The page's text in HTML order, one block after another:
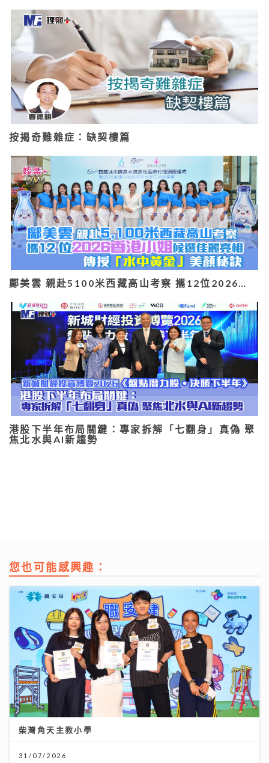
按揭奇難雜症：缺契樓篇
鄺美雲 親赴5100米西藏高山考察 攜12位2026…
港股下半年布局關鍵：專家拆解「七翻身」真偽 聚
焦北水與AI新趨勢
您也可能感興趣：
柴灣角天主教小學
31/07/2026